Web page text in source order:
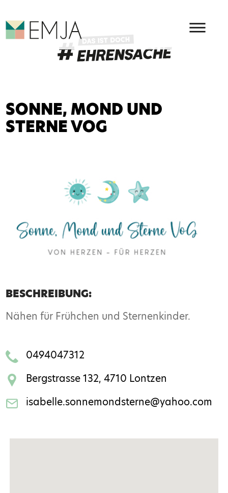
HAUPMENÜ
EMJA - EHRENAMT IN
SONNE, MOND UND
STERNE VOG
BESCHREIBUNG:
Nähen für Frühchen und Sternenkinder.
0494047312
Bergstrasse 132, 4710 Lontzen
isabelle.sonnemondsterne@yahoo.com